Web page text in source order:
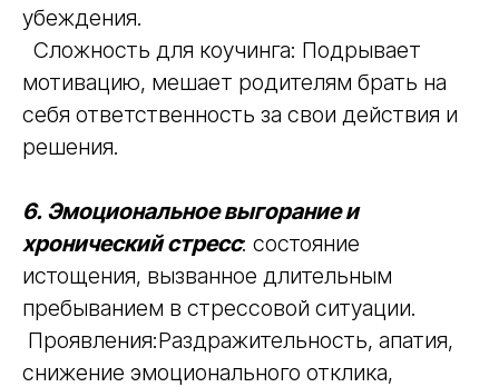
убеждения.
Сложность для коучинга: Подрывает
мотивацию, мешает родителям брать на
себя ответственность за свои действия и
решения.
6. Эмоциональное выгорание и
хронический стресс: состояние
истощения, вызванное длительным
пребыванием в стрессовой ситуации.
Проявления:Раздражительность, апатия,
снижение эмоционального отклика,